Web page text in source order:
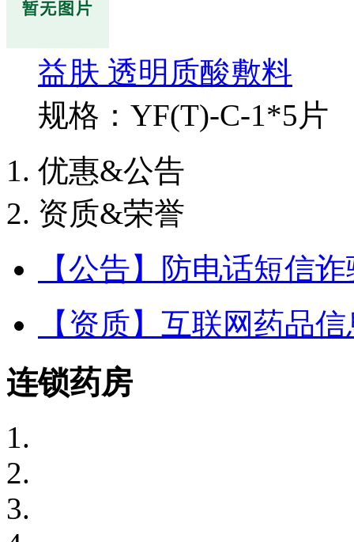
益肤 透明质酸敷料
规格：YF(T)-C-1*5片
优惠&公告
资质&荣誉
【公告】防电话短信
【资质】互联网药品
连锁药房